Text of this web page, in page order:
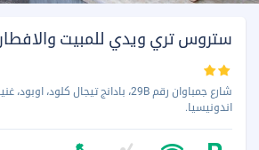
ستروس تري ويدي للمبيت والافطار
اندونيسيا.